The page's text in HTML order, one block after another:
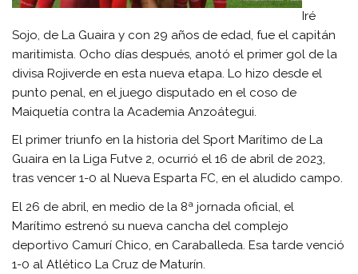
Iré
Sojo, de La Guaira y con 29 años de edad, fue el capitán
maritimista. Ocho días después, anotó el primer gol de la
divisa Rojiverde en esta nueva etapa. Lo hizo desde el
punto penal, en el juego disputado en el coso de
Maiquetía contra la Academia Anzoátegui.
El primer triunfo en la historia del Sport Marítimo de La
Guaira en la Liga Futve 2, ocurrió el 16 de abril de 2023,
tras vencer 1-0 al Nueva Esparta FC, en el aludido campo.
El 26 de abril, en medio de la 8ª jornada oficial, el
Marítimo estrenó su nueva cancha del complejo
deportivo Camurí Chico, en Caraballeda. Esa tarde venció
1-0 al Atlético La Cruz de Maturín.